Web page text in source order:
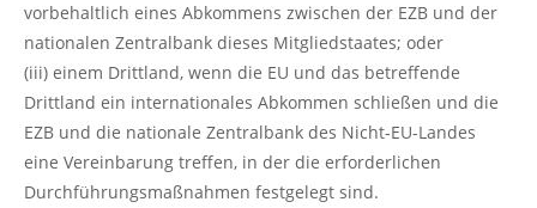
vorbehaltlich eines Abkommens zwischen der EZB und der
nationalen Zentralbank dieses Mitgliedstaates; oder
(iii) einem Drittland, wenn die EU und das betreffende
Drittland ein internationales Abkommen schließen und die
EZB und die nationale Zentralbank des Nicht-EU-Landes
eine Vereinbarung treffen, in der die erforderlichen
Durchführungsmaßnahmen festgelegt sind.